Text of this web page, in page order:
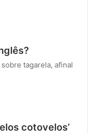
tagarela, afinal
cotovelos’